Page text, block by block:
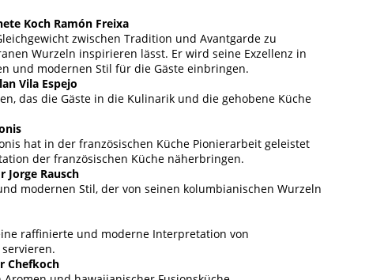
Koch Ramón Freixa
zwischen Tradition und Avantgarde zu
Wurzeln inspirieren lässt. Er wird seine Exzellenz in
und modernen Stil für die Gäste einbringen.
Vila Espejo
das die Gäste in die Kulinarik und die gehobene Küche
hat in der französischen Küche Pionierarbeit geleistet
der französischen Küche näherbringen.
Jorge Rausch
modernen Stil, der von seinen kolumbianischen Wurzeln
raffinierte und moderne Interpretation von
Chefkoch
Hamburg Cruise Net e. V.
Wexstrasse 7
T: +49-40-30051-394